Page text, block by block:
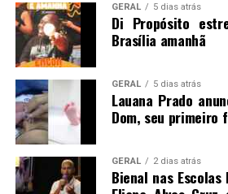
GERAL 5 dias atrás
Di Propósito
Brasília amanhã
GERAL 5 dias atrás
Lauana Prado
Dom, seu primeiro
GERAL 2 dias atrás
Bienal nas